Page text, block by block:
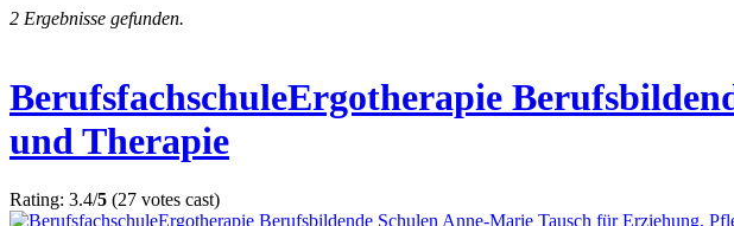
2 Ergebnisse gefunden.
BerufsfachschuleErgotherapie
und Therapie
Rating: 3.4/5 (27 votes cast)